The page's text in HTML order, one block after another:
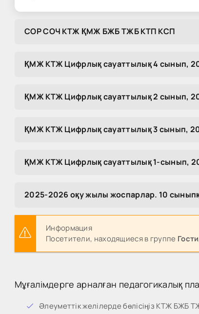
COP COЧ KTЖ ҚMЖ БЖБ TЖБ KTП KCП
ҚМЖ КТЖ Цифрлық сауаттылық 4 сынып,
ҚМЖ КТЖ Цифрлық сауаттылық 2 сынып,
ҚМЖ КТЖ Цифрлық сауаттылық 3 сынып,
ҚМЖ КТЖ Цифрлық сауаттылық 1-сынып,
2025-2026 оқу жылы жоспарлар. 10
Информация
Посетители, находящиеся в группе Гости
Мұғалімдерге арналған педагогикалық
Әлеуметтік желілерде бөлісіңіз КТЖ БЖБ